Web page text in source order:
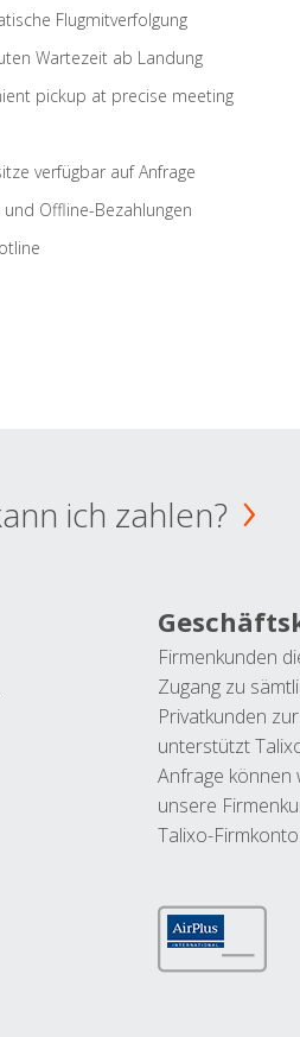
Flugmitverfolgung
Wartezeit ab Landung
pickup at precise meeting
verfügbar auf Anfrage
und Offline-Bezahlungen
ich zahlen?
Firmenkunden
Zugang zu
Privatkunden
unterstützt
Anfrage können
unsere
Talixo-